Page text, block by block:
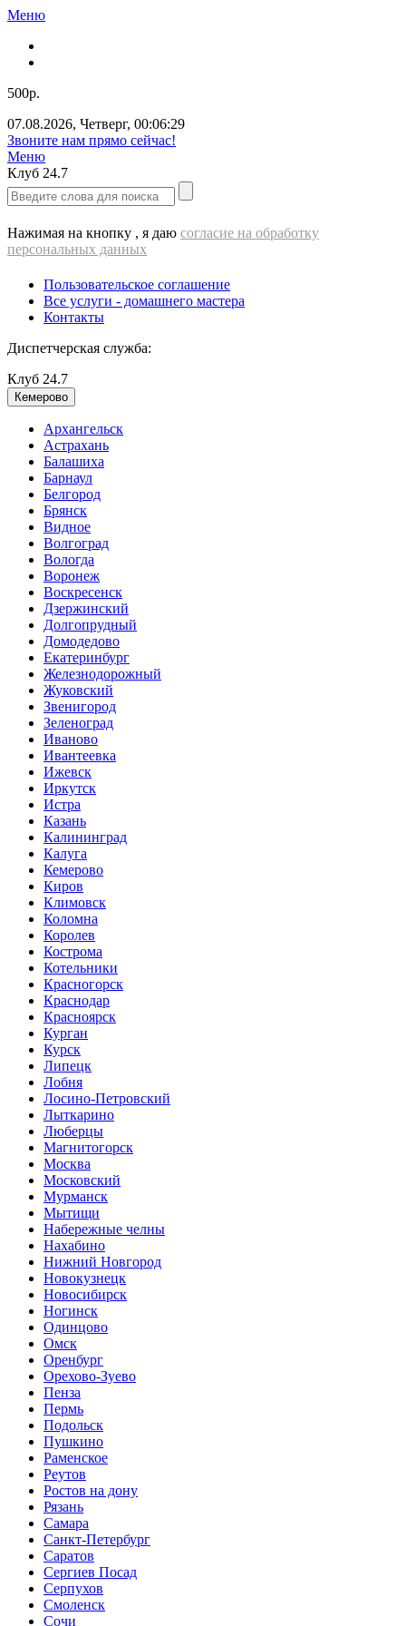
Меню
500р.
07.08.2026, Четверг, 00:06:29
Звоните нам прямо сейчас!
Меню
Клуб 24.7
Нажимая на кнопку , я даю согласие на обработку
персональных данных
Пользовательское соглашение
Все услуги - домашнего мастера
Контакты
Диспетчерская служба:
Клуб 24.7
Кемерово
Архангельск
Астрахань
Балашиха
Барнаул
Белгород
Брянск
Видное
Волгоград
Вологда
Воронеж
Воскресенск
Дзержинский
Долгопрудный
Домодедово
Екатеринбург
Железнодорожный
Жуковский
Звенигород
Зеленоград
Иваново
Ивантеевка
Ижевск
Иркутск
Истра
Казань
Калининград
Калуга
Кемерово
Киров
Климовск
Коломна
Королев
Кострома
Котельники
Красногорск
Краснодар
Красноярск
Курган
Курск
Липецк
Лобня
Лосино-Петровский
Лыткарино
Люберцы
Магнитогорск
Москва
Московский
Мурманск
Мытищи
Набережные челны
Нахабино
Нижний Новгород
Новокузнецк
Новосибирск
Ногинск
Одинцово
Омск
Оренбург
Орехово-Зуево
Пенза
Пермь
Подольск
Пушкино
Раменское
Реутов
Ростов на дону
Рязань
Самара
Санкт-Петербург
Саратов
Сергиев Посад
Серпухов
Смоленск
Сочи